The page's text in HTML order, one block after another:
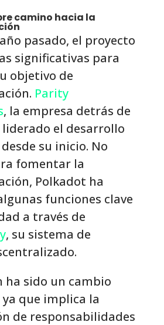
camino hacia la
pasado, el proyecto
significativas para
objetivo de
Parity
, la empresa detrás de
el desarrollo
su inicio. No
fomentar la
Polkadot ha
funciones clave
a través de
, su sistema de
ha sido un cambio
que implica la
de responsabilidades